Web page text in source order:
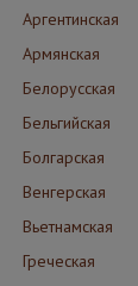
Аргентинская
Армянская
Белорусская
Бельгийская
Болгарская
Венгерская
Вьетнамская
Греческая